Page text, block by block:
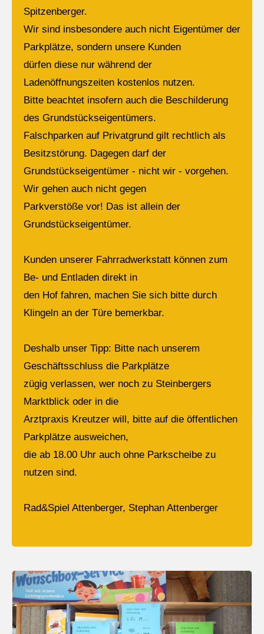
+44 1234 567 890
Drop us a line
info@yourdomain.com
About us
Lorem ipsum dolor sit amet, consectetuer
adipiscing elit.
Aenean commodo ligula eget dolor. Aenean massa.
Cum sociis natoque penatibus et magnis dis
parturient montes, nascetur ridiculus mus. Donec
quam felis, ultricies nec.
Spitzenberger.
Wir sind insbesondere auch nicht Eigentümer der
Parkplätze, sondern unsere Kunden
dürfen diese nur während der
Ladenöffnungszeiten kostenlos nutzen.
Bitte beachtet insofern auch die Beschilderung
des Grundstückseigentümers.
Falschparken auf Privatgrund gilt rechtlich als
Besitzstörung. Dagegen darf der
Grundstückseigentümer - nicht wir - vorgehen.
Wir gehen auch nicht gegen
Parkverstöße vor! Das ist allein der
Grundstückseigentümer.
Kunden unserer Fahrradwerkstatt können zum
Be- und Entladen direkt in
den Hof fahren, machen Sie sich bitte durch
Klingeln an der Türe bemerkbar.
Deshalb unser Tipp: Bitte nach unserem
Geschäftsschluss die Parkplätze
zügig verlassen, wer noch zu Steinbergers
Marktblick oder in die
Arztpraxis Kreutzer will, bitte auf die öffentlichen
Parkplätze ausweichen,
die ab 18.00 Uhr auch ohne Parkscheibe zu
nutzen sind.
Rad&Spiel Attenberger, Stephan Attenberger